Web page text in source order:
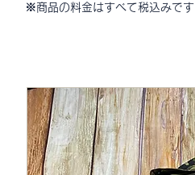
※商品の料金はすべて税込みです